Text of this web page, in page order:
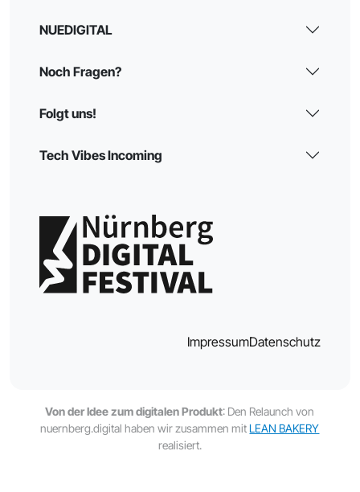
NUEDIGITAL
Noch Fragen?
Folgt uns!
Tech Vibes Incoming
ImpressumDatenschutz
Von der Idee zum digitalen Produkt: Den Relaunch von
nuernberg.digital haben wir zusammen mitLEAN BAKERY
realisiert.